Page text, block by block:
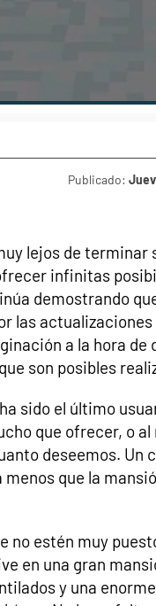
Publicado:
lejos de terminar
infinitas
demostrando
las
a la hora
son posibles
ha sido el último
que ofrecer, o al
deseemos. Un
menos que la
no estén muy
en una gran
y una